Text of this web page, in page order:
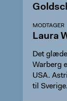
MODTAGER
Laura
Det
Warberg
USA. Astrid har haft en dejlig rejse
til